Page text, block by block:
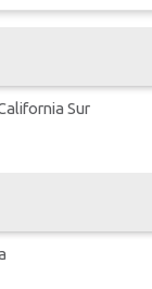
Sur